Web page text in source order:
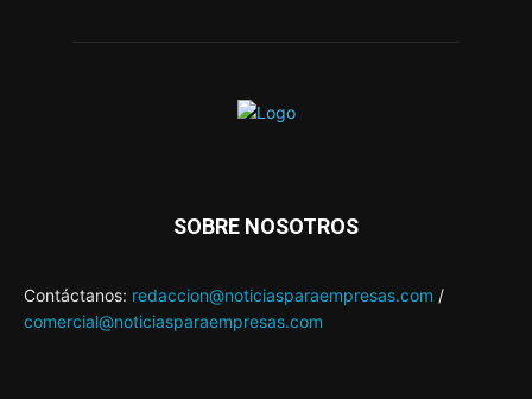
SOBRE NOSOTROS
Contáctanos: redaccion@noticiasparaempresas.com /
comercial@noticiasparaempresas.com